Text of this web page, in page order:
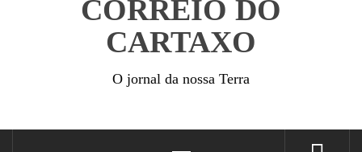
CORREIO DO
CARTAXO
O jornal da nossa Terra